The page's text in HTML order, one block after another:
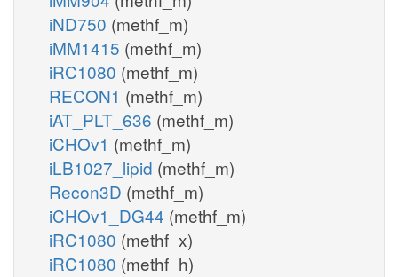
iND750 (methf_m)
iMM1415 (methf_m)
iRC1080 (methf_m)
RECON1 (methf_m)
iAT_PLT_636 (methf_m)
iCHOv1 (methf_m)
iLB1027_lipid (methf_m)
Recon3D (methf_m)
iCHOv1_DG44 (methf_m)
iRC1080 (methf_x)
iRC1080 (methf_h)